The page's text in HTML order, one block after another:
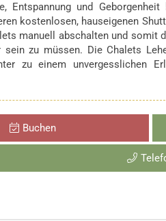
Entspannung und
kostenlosen, hauseigenen
manuell abschalten und somit
sein zu müssen. Die Chalets
zu einem unvergesslichen
Buchen